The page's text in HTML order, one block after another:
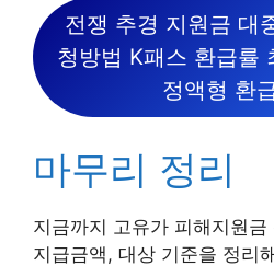
전쟁 추경 지원금 대
청방법 K패스 환급률
정액형 환
마무리 정리
지금까지 고유가 피해지원
지급금액, 대상 기준을 정리